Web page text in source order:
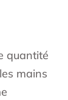
quantité
mains